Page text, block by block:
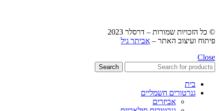
© כל הזכויות שמורות – דרסלר 2023
פיתוח ועיצוב האתר – אביתר גיל
Close
Search
בית
גנרטורים חשמליים
אביזרים